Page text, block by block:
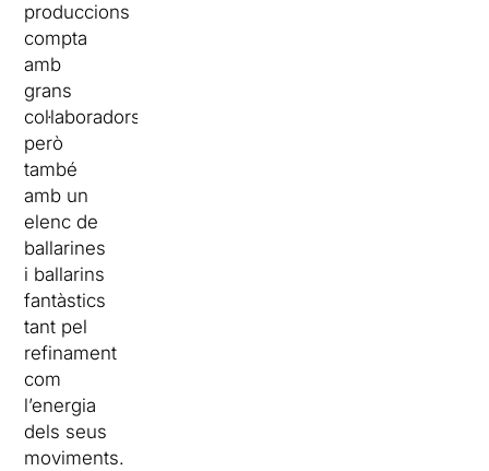
produccions
compta
amb
grans
col·laboradors,
però
també
amb un
elenc de
ballarines
i ballarins
fantàstics
tant pel
refinament
com
l’energia
dels seus
moviments.